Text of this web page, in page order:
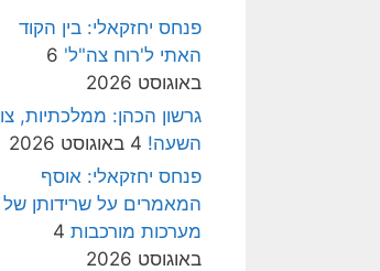
פנחס יחזקאלי: בין הקוד
האתי ל'רוח צה"ל' 6
באוגוסט 2026
גרשון הכהן: ממלכתיות, צו
השעה! 4 באוגוסט 2026
פנחס יחזקאלי: אוסף
המאמרים על שרידותן של
מערכות מורכבות 4
באוגוסט 2026